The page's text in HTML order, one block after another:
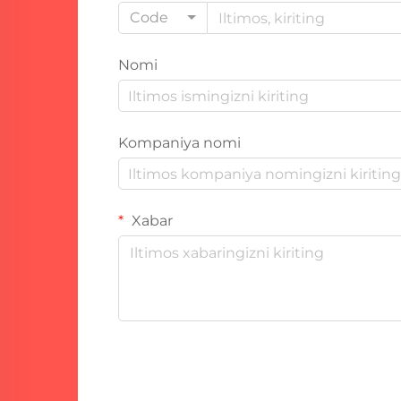
Code
Nomi
Kompaniya nomi
Xabar